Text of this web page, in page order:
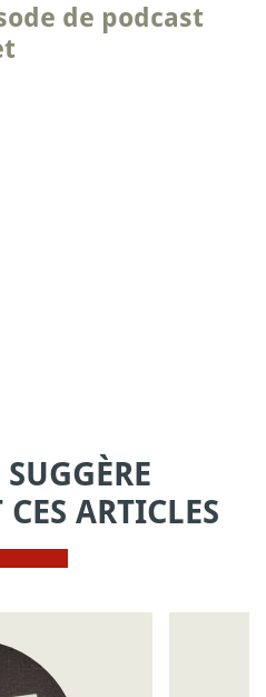
de podcast
ARTICLES